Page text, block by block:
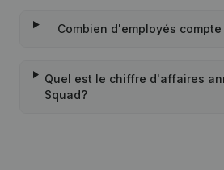
Combien d'employés
Quel est le chiffre d'affaires
Squad?